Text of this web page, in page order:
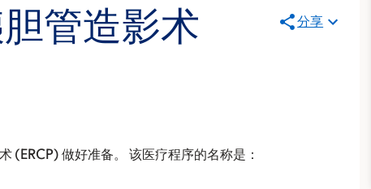
管造影术
分享
(ERCP) 做好准备。 该医疗程序的名称是：